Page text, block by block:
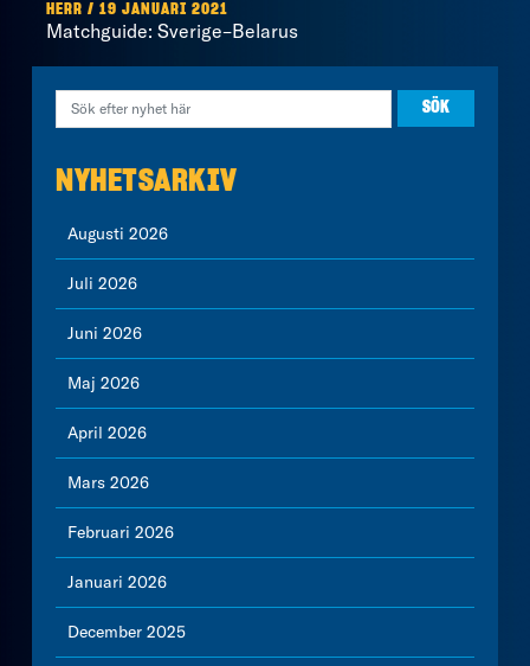
HERR / 19 JANUARI 2021
Matchguide: Sverige–Belarus
NYHETSARKIV
Augusti 2026
Juli 2026
Juni 2026
Maj 2026
April 2026
Mars 2026
Februari 2026
Januari 2026
December 2025